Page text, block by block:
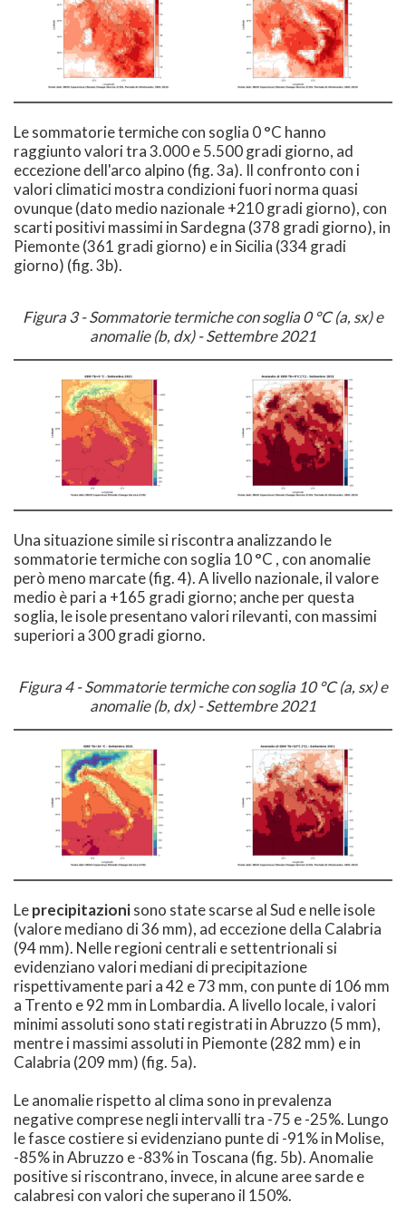
Le sommatorie termiche con soglia 0 °C hanno
raggiunto valori tra 3.000 e 5.500 gradi giorno, ad
eccezione dell'arco alpino (fig. 3a). Il confronto con i
valori climatici mostra condizioni fuori norma quasi
ovunque (dato medio nazionale +210 gradi giorno), con
scarti positivi massimi in Sardegna (378 gradi giorno), in
Piemonte (361 gradi giorno) e in Sicilia (334 gradi
giorno) (fig. 3b).
Figura 3 - Sommatorie termiche con soglia 0 °C (a, sx) e
anomalie (b, dx) - Settembre 2021
Una situazione simile si riscontra analizzando le
sommatorie termiche con soglia 10 °C , con anomalie
però meno marcate (fig. 4). A livello nazionale, il valore
medio è pari a +165 gradi giorno; anche per questa
soglia, le isole presentano valori rilevanti, con massimi
superiori a 300 gradi giorno.
Figura 4 - Sommatorie termiche con soglia 10 °C (a, sx) e
anomalie (b, dx) - Settembre 2021
Leprecipitazionisono state scarse al Sud e nelle isole
(valore mediano di 36 mm), ad eccezione della Calabria
(94 mm). Nelle regioni centrali e settentrionali si
evidenziano valori mediani di precipitazione
rispettivamente pari a 42 e 73 mm, con punte di 106 mm
a Trento e 92 mm in Lombardia. A livello locale, i valori
minimi assoluti sono stati registrati in Abruzzo (5 mm),
mentre i massimi assoluti in Piemonte (282 mm) e in
Calabria (209 mm) (fig. 5a).
Le anomalie rispetto al clima sono in prevalenza
negative comprese negli intervalli tra -75 e -25%. Lungo
le fasce costiere si evidenziano punte di -91% in Molise,
-85% in Abruzzo e -83% in Toscana (fig. 5b). Anomalie
positive si riscontrano, invece, in alcune aree sarde e
calabresi con valori che superano il 150%.